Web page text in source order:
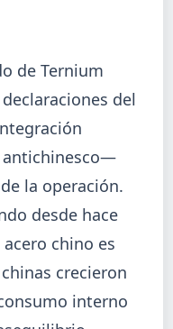
de Ternium
del
la operación.
desde hace
chino es
crecieron
interno